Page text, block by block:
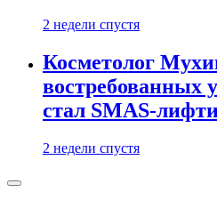
2 недели спустя
Косметолог
востребованных
стал SMAS-
2 недели спустя